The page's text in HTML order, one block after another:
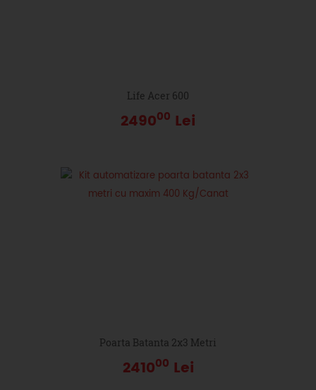
Life Acer 600
249000 Lei
Poarta Batanta 2x3 Metri
241000 Lei